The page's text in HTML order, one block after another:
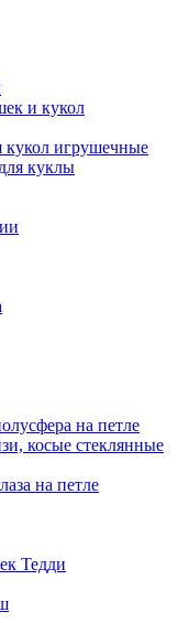
и кукол
игрушечные
куклы
на петле
косые стеклянные
на петле
Тедди